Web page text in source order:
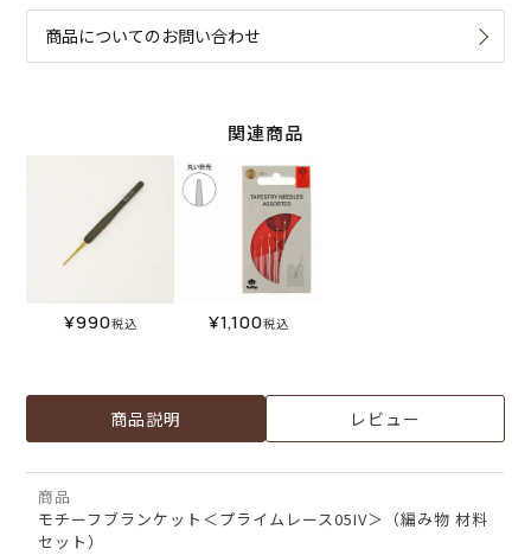
商品についてのお問い合わせ
関連商品
¥990税込 ¥1,100税込
商品説明 レビュー
商品
モチーフブランケット＜プライムレース05IV＞（編み物 材料
セット）